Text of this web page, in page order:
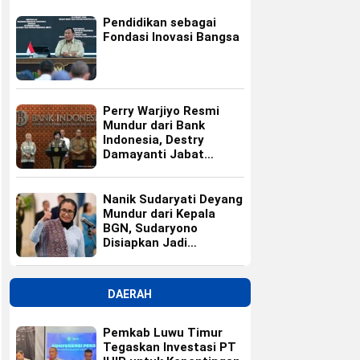
Pendidikan sebagai
Fondasi Inovasi Bangsa
Perry Warjiyo Resmi
Mundur dari Bank
Indonesia, Destry
Damayanti Jabat
Nanik Sudaryati Deyang
Mundur dari Kepala
BGN, Sudaryono
Disiapkan Jadi
DAERAH
Pemkab Luwu Timur
Tegaskan Investasi PT